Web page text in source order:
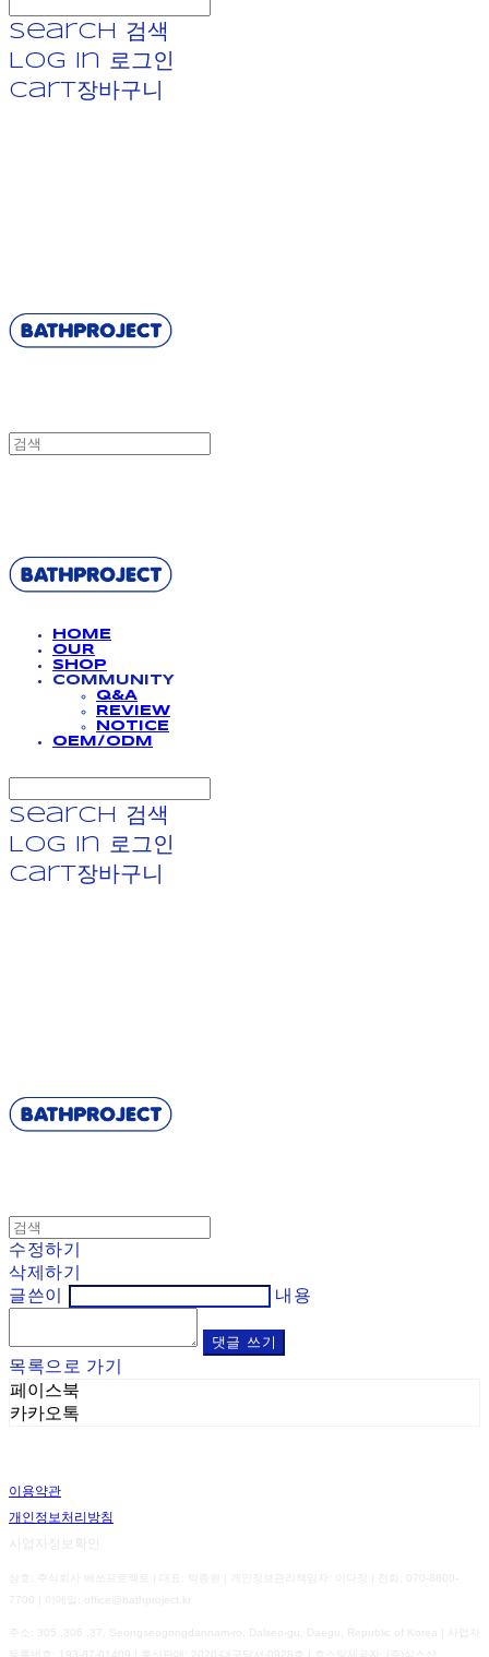
Search
검색
Log In
로그인
Cart장바구니
HOME
OUR
SHOP
COMMUNITY
Q&A
REVIEW
NOTICE
OEM/ODM
Search
검색
Log In
로그인
Cart장바구니
수정하기
삭제하기
글쓴이
내용
댓글 쓰기
목록으로 가기
페이스북
카카오톡
이용약관
개인정보처리방침
사업자정보확인
상호: 주식회사 배쓰프로젝트 | 대표: 박종원 | 개인정보관리책임자: 이다정 | 전화: 070-8800-
7700 | 이메일: office@bathproject.kr
주소: 305 ,306 ,37, Seongseogongdannam-ro, Dalseo-gu, Daegu, Republic of Korea | 사업자
193-87-01409 2020-대구달서-0928호 | 호스팅제공자: (주)식스샵